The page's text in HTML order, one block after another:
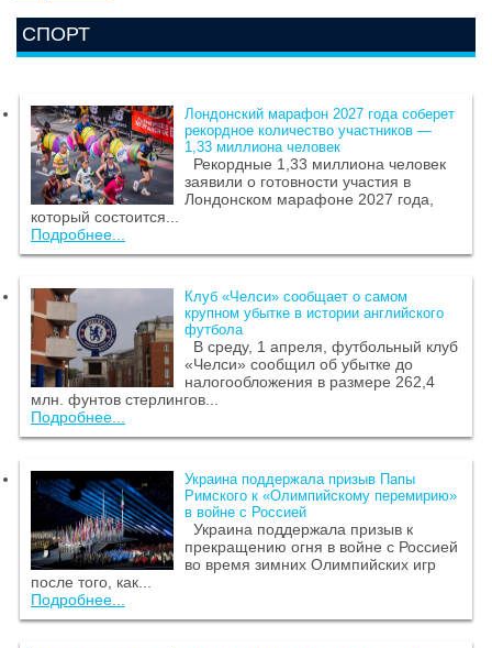
СПОРТ
Лондонский марафон 2027 года соберет
рекордное количество участников —
1,33 миллиона человек
Рекордные 1,33 миллиона человек
заявили о готовности участия в
Лондонском марафоне 2027 года,
который состоится...
Подробнее...
Клуб «Челси» сообщает о самом
крупном убытке в истории английского
футбола
В среду, 1 апреля, футбольный клуб
«Челси» сообщил об убытке до
налогообложения в размере 262,4
млн. фунтов стерлингов...
Подробнее...
Украина поддержала призыв Папы
Римского к «Олимпийскому перемирию»
в войне с Россией
Украина поддержала призыв к
прекращению огня в войне с Россией
во время зимних Олимпийских игр
после того, как...
Подробнее...